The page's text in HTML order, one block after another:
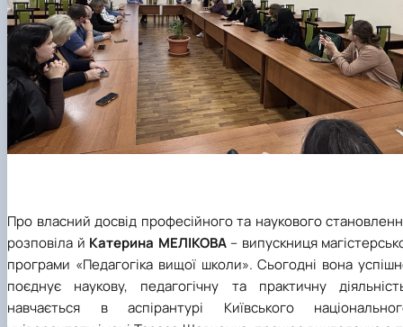
Про власний досвід професійного та наукового
розповіла й Катерина МЕЛІКОВА– випускниця
програми «Педагогіка вищої школи». Сьогодні вона
поєднує наукову, педагогічну та практичну
навчається в аспірантурі Київського